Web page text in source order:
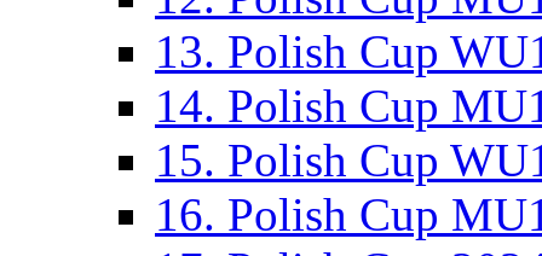
13. Polish Cup
14. Polish Cup
15. Polish Cup
16. Polish Cup